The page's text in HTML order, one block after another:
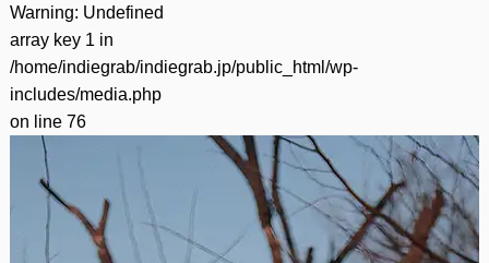
Warning: Undefined
array key 1 in
/home/indiegrab/indiegrab.jp/public_html/wp-
includes/media.php
on line 76